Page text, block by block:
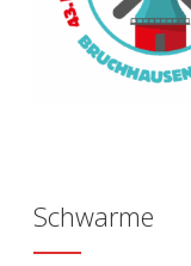
Schwarme